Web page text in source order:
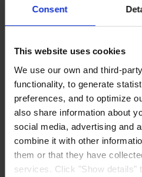
Consent
This website uses cookies
We use our own and third-
functionality, to generate
preferences, and to optimize
also share information about
social media, advertising and
combine it with other
them or that they have
services. Click "Show details"
SIÈGE SOCIAL Hempel
60000 Beauvais
France
NOUS CONTACTER
Tel:
Fax: +33 (0) 344 08 28 99
Mail: sales-fr@hempel.com